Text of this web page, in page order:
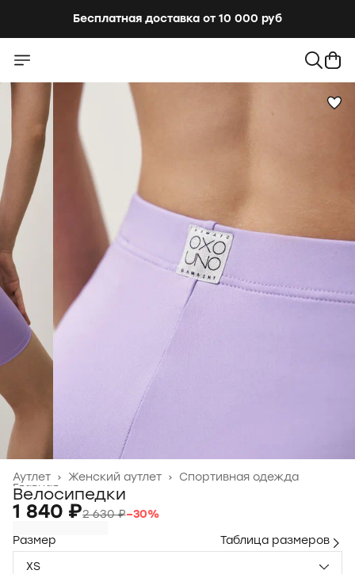
Бесплатная доставка от 10 000 руб
Спортивная одежда
Женский аутлет ›
Аутлет ›
Главная ›
Велосипедки
1 840 ₽2 630 ₽−30%
Размер
Таблица размеров
XS